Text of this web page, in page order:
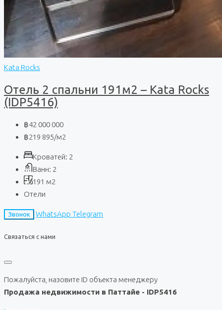
Kata Rocks
Отель 2 спальни 191м2 – Kata Rocks
(IDP5416)
฿42 000 000
฿219 895/м2
Кроватей: 2
Ванн: 2
191 м2
Отели
Звонок WhatsApp Telegram
Связаться с нами
Пожалуйста, назовите ID объекта менеджеру
Продажа недвижимости в Паттайе - IDP5416